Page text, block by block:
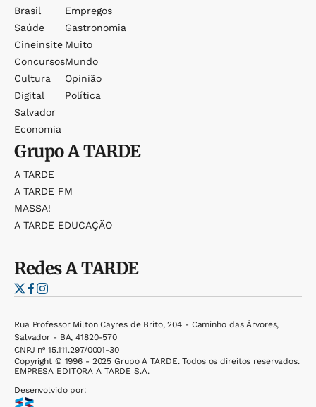
Brasil
Saúde
Cineinsite
Concursos
Cultura
Digital
Salvador
Economia
Empregos
Gastronomia
Muito
Mundo
Opinião
Política
GrupoA TARDE
A TARDE
A TARDE FM
MASSA!
A TARDE EDUCAÇÃO
RedesA TARDE
Rua Professor Milton Cayres de Brito, 204 - Caminho das Árvores,
Salvador - BA, 41820-570
CNPJ nº 15.111.297/0001-30
Copyright © 1996 - 2025 Grupo A TARDE. Todos os direitos reservados.
EMPRESA EDITORA A TARDE S.A.
Desenvolvido por: